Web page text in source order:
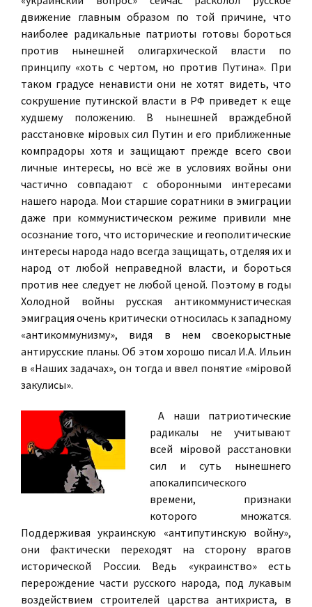
движение главным образом по той причине, что
наиболее радикальные патриоты готовы бороться
против нынешней олигархической власти по
принципу «хоть с чертом, но против Путина». При
таком градусе ненависти они не хотят видеть, что
сокрушение путинской власти в РФ приведет к еще
худшему положению. В нынешней враждебной
расстановке мiровых сил Путин и его приближенные
компрадоры хотя и защищают прежде всего свои
личные интересы, но всё же в условиях войны они
частично совпадают с оборонными интересами
нашего народа. Мои старшие соратники в эмиграции
даже при коммунистическом режиме привили мне
осознание того, что исторические и геополитические
интересы народа надо всегда защищать, отделяя их и
народ от любой неправедной власти, и бороться
против нее следует не любой ценой. Поэтому в годы
Холодной войны русская антикоммунистическая
эмиграция очень критически относилась к западному
«антикоммунизму», видя в нем своекорыстные
антирусские планы. Об этом хорошо писал И.А. Ильин
в «Наших задачах», он тогда и ввел понятие «мiровой
закулисы».
А наши патриотические
радикалы не учитывают
всей мiровой расстановки
сил и суть нынешнего
апокалипсического
времени, признаки
которого множатся.
Поддерживая украинскую «антипутинскую войну»,
они фактически переходят на сторону врагов
исторической России. Ведь «украинство» есть
перерождение части русского народа, под лукавым
воздействием строителей царства антихриста, в